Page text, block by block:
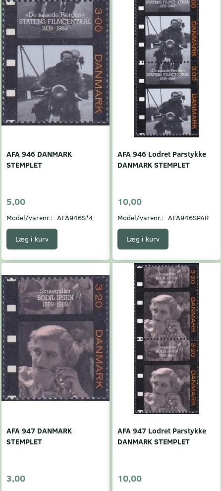
AFA 946 DANMARK
STEMPLET
5,00
Model/varenr.: AFA946S*4
Læg i kurv
AFA 946 Lodret Parstykke
DANMARK STEMPLET
10,00
Model/varenr.: AFA946SPAR
Læg i kurv
AFA 947 DANMARK
STEMPLET
3,00
AFA 947 Lodret Parstykke
DANMARK STEMPLET
10,00